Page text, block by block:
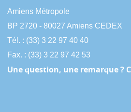
Amiens Métropole
BP 2720 - 80027 Amiens CEDEX
Tél. : (33) 3 22 97 40 40
Fax. : (33) 3 22 97 42 53
Une question, une remarque ?